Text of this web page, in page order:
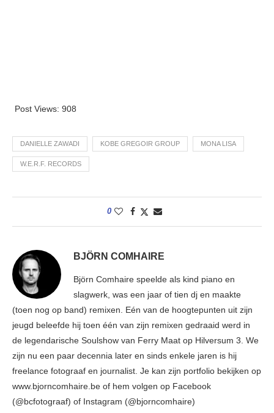
Post Views: 908
DANIELLE ZAWADI KOBE GREGOIR GROUP MONA LISA
W.E.R.F. RECORDS
0
BJÖRN COMHAIRE
Björn Comhaire speelde als kind piano en
slagwerk, was een jaar of tien dj en maakte
(toen nog op band) remixen. Eén van de hoogtepunten uit zijn
jeugd beleefde hij toen één van zijn remixen gedraaid werd in
de legendarische Soulshow van Ferry Maat op Hilversum 3. We
zijn nu een paar decennia later en sinds enkele jaren is hij
freelance fotograaf en journalist. Je kan zijn portfolio bekijken op
www.bjorncomhaire.be of hem volgen op Facebook
(@bcfotograaf) of Instagram (@bjorncomhaire)